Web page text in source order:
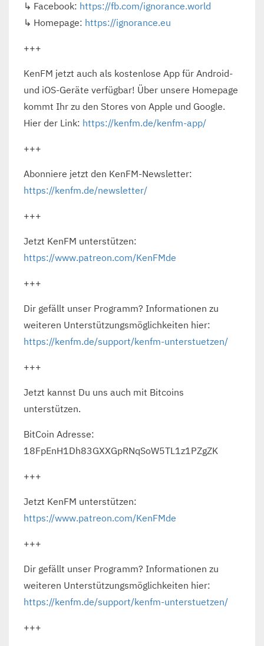
↳ Facebook: https://fb.com/ignorance.world
↳ Homepage: https://ignorance.eu
+++
KenFM jetzt auch als kostenlose App für Android-
und iOS-Geräte verfügbar! Über unsere Homepage
kommt Ihr zu den Stores von Apple und Google.
Hier der Link: https://kenfm.de/kenfm-app/
+++
Abonniere jetzt den KenFM-Newsletter:
https://kenfm.de/newsletter/
+++
Jetzt KenFM unterstützen:
https://www.patreon.com/KenFMde
+++
Dir gefällt unser Programm? Informationen zu
weiteren Unterstützungsmöglichkeiten hier:
https://kenfm.de/support/kenfm-unterstuetzen/
+++
Jetzt kannst Du uns auch mit Bitcoins
unterstützen.
BitCoin Adresse:
18FpEnH1Dh83GXXGpRNqSoW5TL1z1PZgZK
+++
Jetzt KenFM unterstützen:
https://www.patreon.com/KenFMde
+++
Dir gefällt unser Programm? Informationen zu
weiteren Unterstützungsmöglichkeiten hier:
https://kenfm.de/support/kenfm-unterstuetzen/
+++